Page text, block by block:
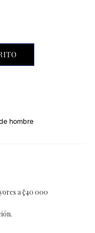
hombre
a ¢40 000